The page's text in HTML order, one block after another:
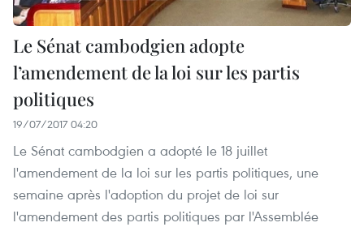
Le Sénat cambodgien adopte
l’amendement de la loi sur les partis
politiques
19/07/2017 04:20
Le Sénat cambodgien a adopté le 18 juillet
l'amendement de la loi sur les partis politiques, une
semaine après l'adoption du projet de loi sur
l'amendement des partis politiques par l'Assemblée